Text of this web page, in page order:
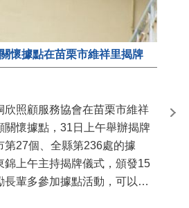
懷據點在苗栗市維祥里揭牌
欣照顧服務協會在苗栗市維祥
關懷據點，31日上午舉辦揭牌
第27個、全縣第236處的據
錦上午主持揭牌儀式，頒發15
長輩多參加據點活動，可以更
國